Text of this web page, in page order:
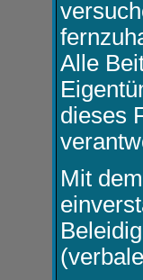
Alle
dieses
Mit